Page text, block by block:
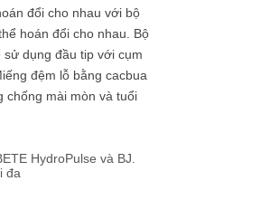
đổi cho nhau với bộ
hoán đổi cho nhau. Bộ
dụng đầu tip với cụm
đệm lỗ bằng cacbua
chống mài mòn và tuổi
HydroPulse và BJ.
đa